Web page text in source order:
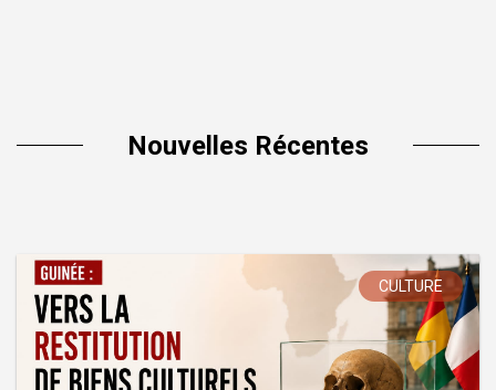
Nouvelles Récentes
CULTURE